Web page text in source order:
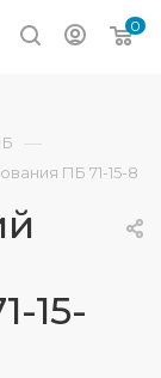
0
—
ПБ 71-15-8
15-